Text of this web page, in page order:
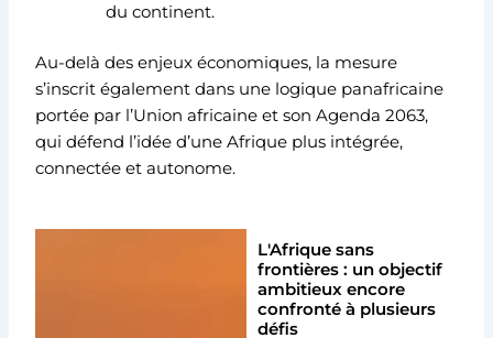
du continent.
Au-delà des enjeux économiques, la mesure
s’inscrit également dans une logique panafricaine
portée par l’Union africaine et son Agenda 2063,
qui défend l’idée d’une Afrique plus intégrée,
connectée et autonome.
L'Afrique sans
frontières : un objectif
ambitieux encore
confronté à plusieurs
défis